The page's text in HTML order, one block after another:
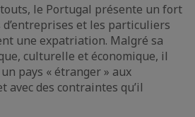
le Portugal présente un fort
et les particuliers
une expatriation. Malgré sa
culturelle et économique, il
pays « étranger » aux
avec des contraintes qu’il